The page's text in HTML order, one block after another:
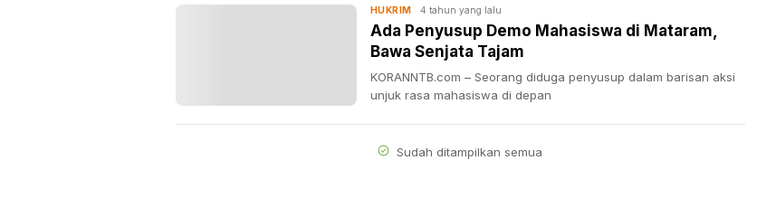
HUKRIM 4 tahun yang lalu
Ada Penyusup Demo Mahasiswa di Mataram,
Bawa Senjata Tajam
KORANNTB.com – Seorang diduga penyusup dalam barisan aksi
unjuk rasa mahasiswa di depan
Sudah ditampilkan semua